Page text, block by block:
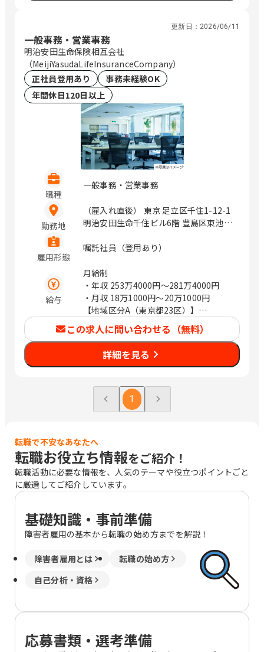
更新日： 2026/06/11
一般事務・営業事務
明治安田生命保険相互会社
（MeijiYasudaLifeInsuranceCompany）
正社員登用あり
事務未経験OK
年間休日120日以上
職種
一般事務・営業事務
勤務地
（雇入れ直後） 東京 足立区千住1-12-1
明治安田生命千住ビル6階 豊島区東池袋
市曙町2-17-3 明治安田生命立川ビル7階
ル2階 千代田区丸の内2-1-1 神奈川 横浜
市港北区新横浜2-3-12 新横浜スクエア
ビル18階 川崎市川崎区砂子2-4-13 川崎
ダイヤビル7階 横浜市中区長者町5-85
治安田生命大船ビル2階 平塚市宮の前8-
16 明治安田生命平塚ビル2階 埼玉 熊谷
市本町2-93 明治安田生命熊谷ビル2階
さいたま市浦和区高砂2-14-18 浦和高砂
センタービル5階 川越市脇田本町24-19
明治安田生命川越ビル2階 草加市高砂2-
9-2 アコス北館Ｎビル2階 千葉 千葉市中
イビル2階 船橋市本町2-4-10 明治安田
生命船橋ビル2階 柏市末広町14-1 ＳＫ
柏ビル5階 成田市花崎町801 成田ＴＴビ
ル3階 北海道 旭川市三条通9丁目左1号
旭川三条緑橋ビル6階 苫小牧市表町2-1-
2-5 明治安田生命函館ビル1階 釧路市北
大通10-2-1 新釧路道銀ビル10階 青森 八
山形 山形市香澄町2-2-36 山形センター
山2階 いわき市平大町7-2 明治安田生命
海上日動ビルディング4階 新潟 新潟市中
雇用形態
嘱託社員（登用あり）
給与
月給制
・年収 253万4000円〜281万4000円
・月収 18万1000円〜20万1000円
【地域区分A（東京都23区）】
・年収2,814,000円（月給201,000円）
【地域区分B（東京都23区以外・神奈川
県・千葉県・埼玉県・愛知県・大阪
府）】
【地域区分C（上記以外の地域）】
・年収2,534,000円（月給181,000円）
この求人に問い合わせる（無料）
詳細を見る
1
転職で不安なあなたへ
転職お役立ち情報をご紹介！
転職活動に必要な情報を、人気のテーマや役立つポイントごと
に厳選してご紹介しています。
基礎知識・事前準備
障害者雇用の基本から転職の始め方までを解説！
障害者雇用とは
転職の始め方
自己分析・資格
応募書類・選考準備